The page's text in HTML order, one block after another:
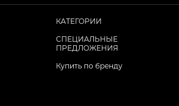
КАТЕГОРИИ
СПЕЦИАЛЬНЫЕ
ПРЕДЛОЖЕНИЯ
Купить по бренду